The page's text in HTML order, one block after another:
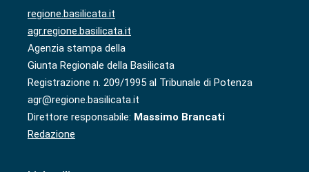
regione.basilicata.it
agr.regione.basilicata.it
Agenzia stampa della
Giunta Regionale della Basilicata
Registrazione n. 209/1995 al Tribunale di Potenza
agr@regione.basilicata.it
Direttore responsabile: Massimo Brancati
Redazione